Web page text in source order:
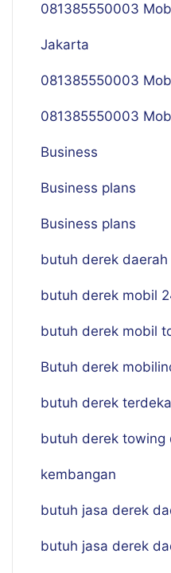
081385550003
Jakarta
081385550003
081385550003
Business
Business plans
Business plans
butuh derek
butuh derek mobil
butuh derek mobil
Butuh derek
butuh derek
butuh derek towing
kembangan
butuh jasa derek
butuh jasa derek